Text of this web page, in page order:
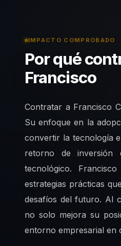
IMPACTO COMPROBADO
Por qué
Francisco
Contratar a Francisco
Su enfoque en la
convertir la tecnología
retorno de inversión
tecnológico.
estrategias prácticas
desafíos del futuro. Al
no solo mejora su
entorno empresarial en